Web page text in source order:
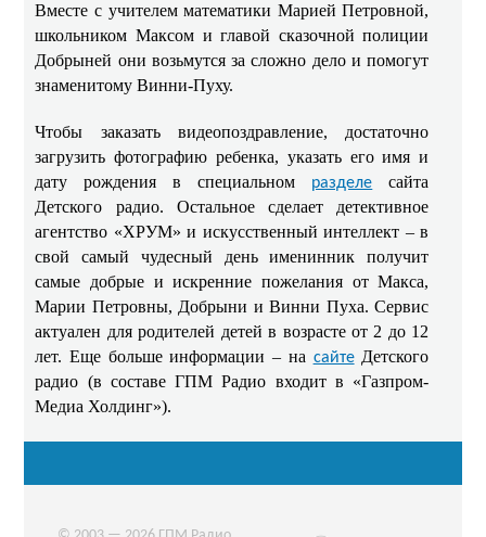
Вместе с учителем математики Марией Петровной,
школьником Максом и главой сказочной полиции
Добрыней они возьмутся за сложно дело и помогут
знаменитому Винни-Пуху.
Чтобы заказать видеопоздравление, достаточно
загрузить фотографию ребенка, указать его имя и
дату рождения в специальном разделе сайта
Детского радио. Остальное сделает детективное
агентство «ХРУМ» и искусственный интеллект – в
свой самый чудесный день именинник получит
самые добрые и искренние пожелания от Макса,
Марии Петровны, Добрыни и Винни Пуха. Сервис
актуален для родителей детей в возрасте от 2 до 12
лет. Еще больше информации – на сайтеДетского
радио (в составе ГПМ Радио входит в «Газпром-
Медиа Холдинг»).